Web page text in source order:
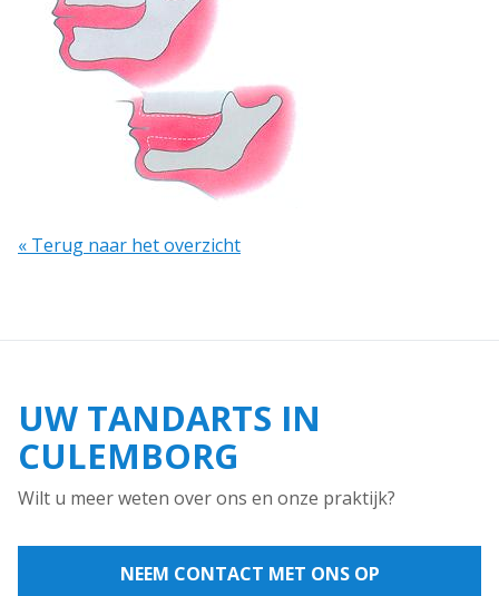
« Terug naar het overzicht
UW TANDARTS IN
CULEMBORG
Wilt u meer weten over ons en onze praktijk?
NEEM CONTACT MET ONS OP